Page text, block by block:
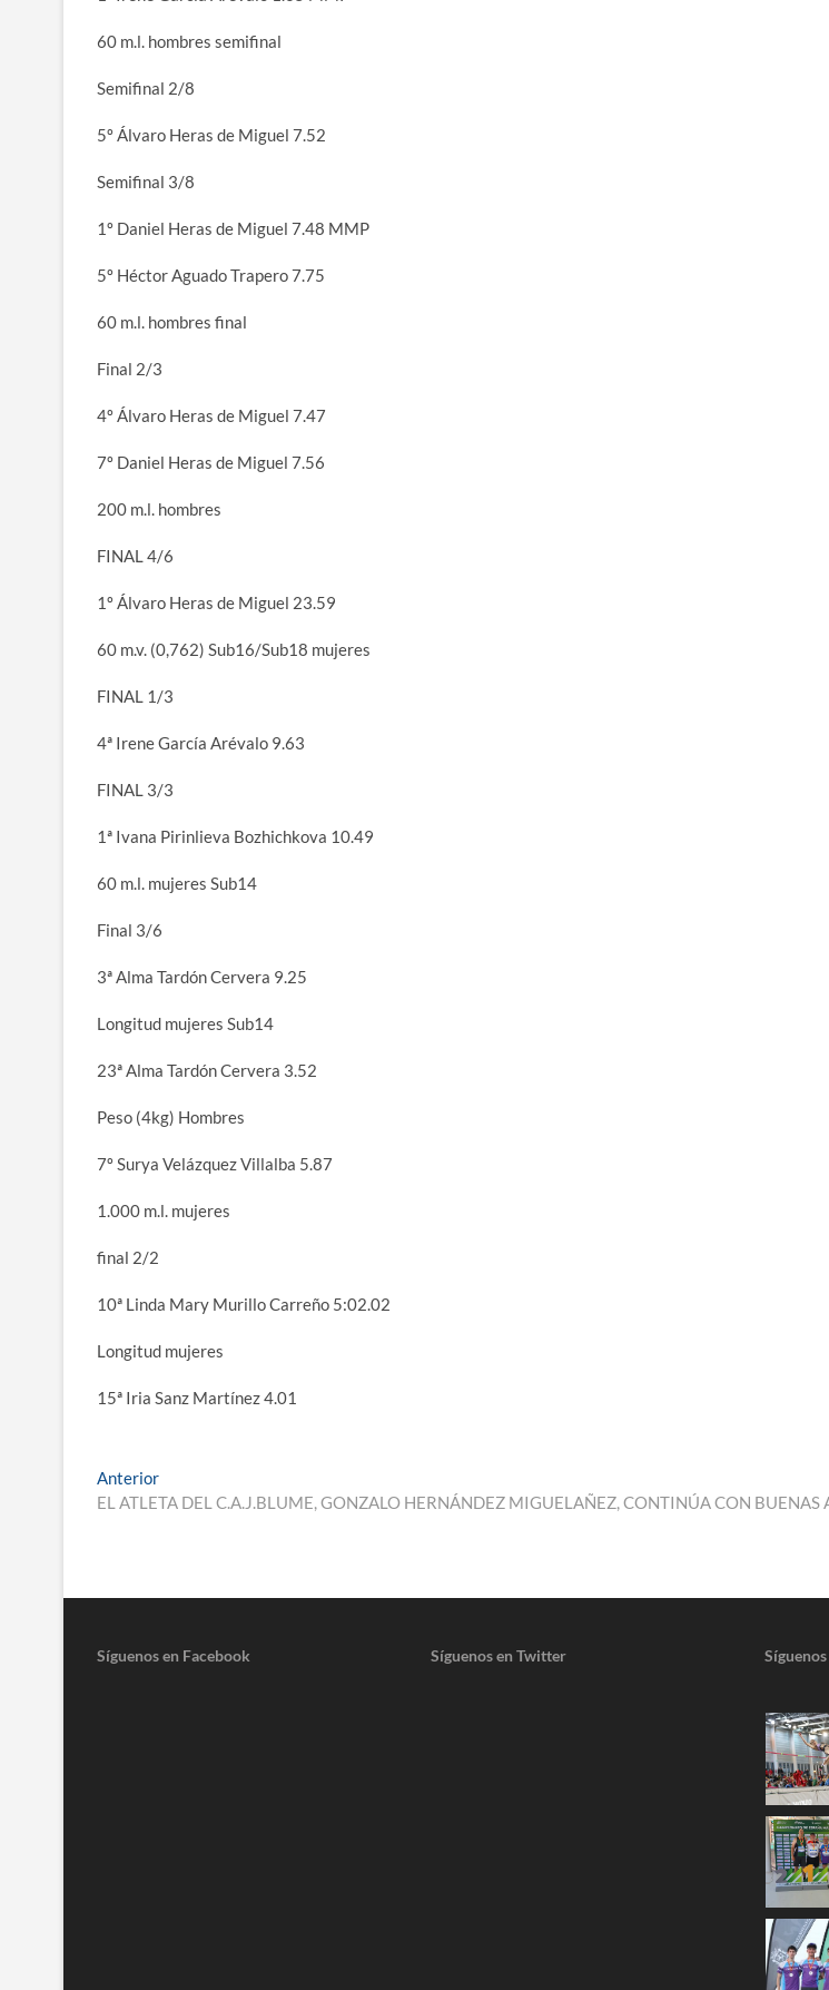
60 m.l. hombres semifinal
Semifinal 2/8
5º Álvaro Heras de Miguel 7.52
Semifinal 3/8
1º Daniel Heras de Miguel 7.48 MMP
5º Héctor Aguado Trapero 7.75
60 m.l. hombres final
Final 2/3
4º Álvaro Heras de Miguel 7.47
7º Daniel Heras de Miguel 7.56
200 m.l. hombres
FINAL 4/6
1º Álvaro Heras de Miguel 23.59
60 m.v. (0,762) Sub16/Sub18 mujeres
FINAL 1/3
4ª Irene García Arévalo 9.63
FINAL 3/3
1ª Ivana Pirinlieva Bozhichkova 10.49
60 m.l. mujeres Sub14
Final 3/6
3ª Alma Tardón Cervera 9.25
Longitud mujeres Sub14
23ª Alma Tardón Cervera 3.52
Peso (4kg) Hombres
7º Surya Velázquez Villalba 5.87
1.000 m.l. mujeres
final 2/2
10ª Linda Mary Murillo Carreño 5:02.02
Longitud mujeres
15ª Iria Sanz Martínez 4.01
Navegación
de
AnteriorEntrada
anterior:
EL ATLETA DEL C.A.J.BLUME, GONZALO HERNÁNDEZ MIGUELAÑEZ, CONTINÚA CON BUENAS
Síguenos en Facebook Síguenos en Twitter